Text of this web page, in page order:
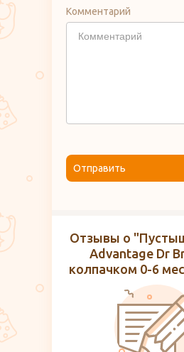
Комментарий
Отправить
Отзывы о
Advantage Dr
колпачком 0-6